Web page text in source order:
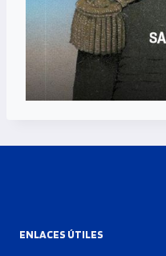
ENLACES ÚTILES